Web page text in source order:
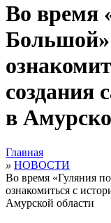
Во время
Большой»
создания
в
Главная
» НОВОСТИ
Во время «Гуляния
ознакомиться с
Амурской области